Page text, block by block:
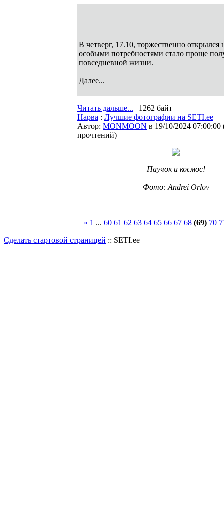
В четверг, 17.10, торжественно
особыми потребностями стало проще
повседневной жизни.
Далее...
Читать дальше... | 1262 байт
Нарва : Лучшие фотографии на SETI.ee
Автор: MONMOON в 19/10/2024 07:00:00
прочтений)
Паучок и космос!
Фото: Andrei Orlov
« 1 ... 60 61 62 63 64 65 66 67 68 (69) 70
Сделать стартовой страницей :: SETI.ee